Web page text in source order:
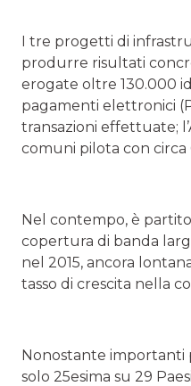
I tre progetti di
produrre risultati
erogate oltre 130.000
pagamenti elettronici
transazioni effettuate;
comuni pilota con circa
Nel contempo, è
copertura di banda
nel 2015, ancora
tasso di crescita nella
Nonostante importanti
solo 25esima su 29